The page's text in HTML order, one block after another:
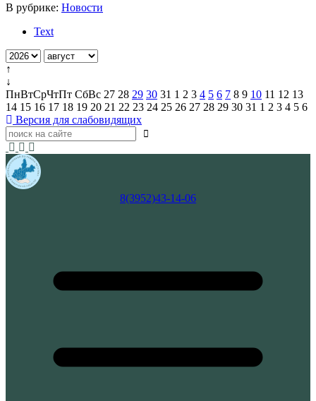
В рубрике: Новости
Text
↑
↓
ПнВтСрЧтПт СбВс 27 28 29 30 31 1 2 3 4 5 6 7 8 9 10 11 12 13
14 15 16 17 18 19 20 21 22 23 24 25 26 27 28 29 30 31 1 2 3 4 5 6
Версия для слабовидящих
8(3952)43-14-06